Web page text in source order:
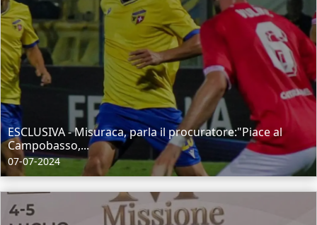
ESCLUSIVA - Misuraca, parla il procuratore:"Piace al
Campobasso,...
07-07-2024